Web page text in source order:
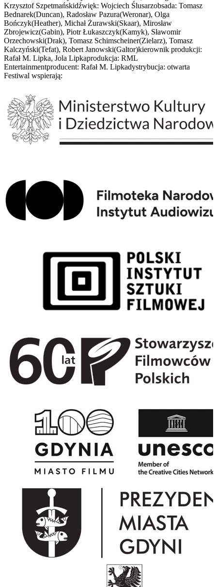
Krzysztof Szpetmańskidźwięk: Wojciech Ślusarzobsada: Tomasz
Bednarek(Duncan), Radosław Pazura(Weronar), Olga
Bończyk(Heather), Michał Żurawski(Skaar), Mirosław
Zbrojewicz(Gabin), Piotr Łukaszczyk(Kamyk), Sławomir
Orzechowski(Drak), Tomasz Schimscheiner(Zielarz), Tomasz
Kalczyński(Tefat), Robert Janowski(Galtor)kierownik produkcji:
Rafał M. Lipka, Jola Lipkaprodukcja: RML
Entertainmentproducent: Rafał M. Lipkadystrybucja: otwarta
Festiwal wspierają: